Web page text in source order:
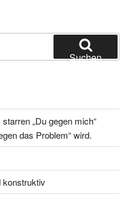
Suchen
„Du gegen mich“
das Problem“ wird.
konstruktiv